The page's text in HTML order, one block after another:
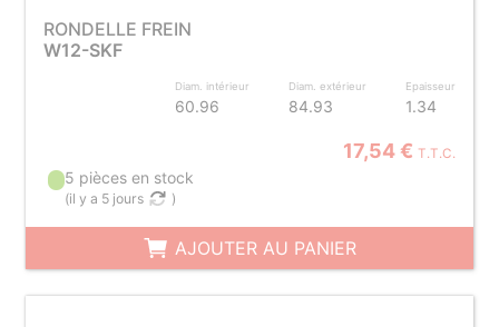
RONDELLE FREIN
W12-SKF
Diam. intérieur
60.96
Diam. extérieur
84.93
Epaisseur
1.34
17,54 € T.T.C.
5 pièces en stock
(il y a 5 jours )
AJOUTER AU PANIER